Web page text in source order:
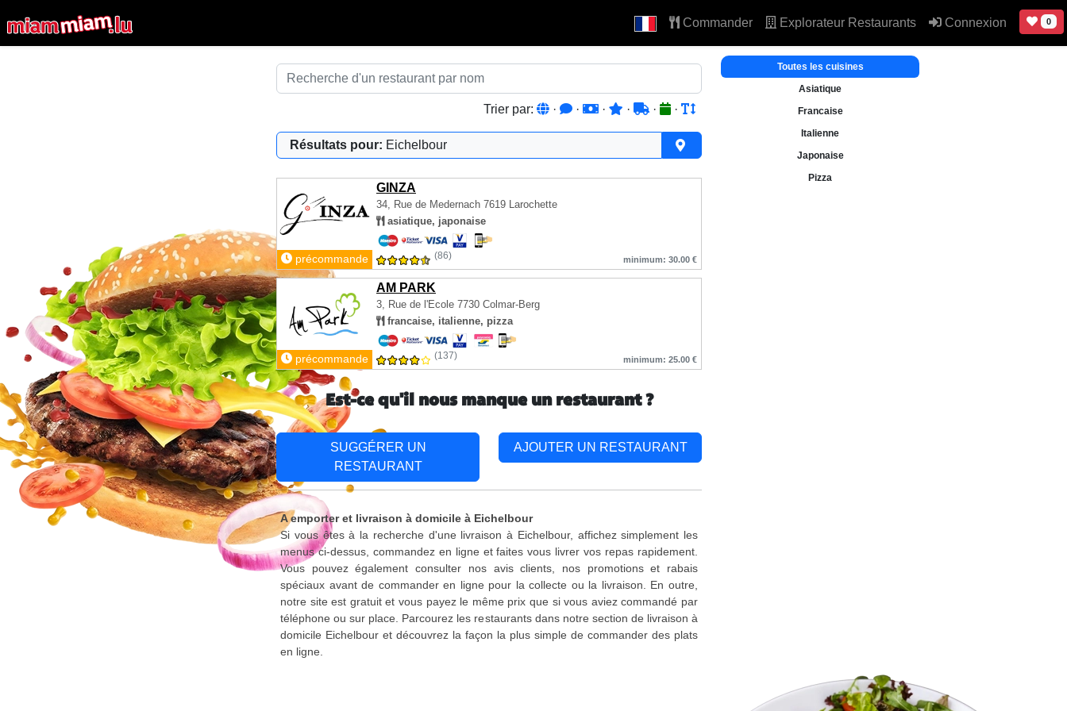
Commander Explorateur Restaurants Connexion 0
Trier par: · · · · · ·
Résultats pour: Eichelbour
GINZA
34, Rue de Medernach 7619 Larochette
asiatique, japonaise
précommande (86) minimum: 30.00 €
AM PARK
3, Rue de l'Ecole 7730 Colmar-Berg
francaise, italienne, pizza
précommande (137) minimum: 25.00 €
Toutes les cuisines
Asiatique
Francaise
Italienne
Japonaise
Pizza
Est-ce qu'il nous manque un restaurant ?
SUGGÉRER UN
RESTAURANT
AJOUTER UN RESTAURANT
A emporter et livraison à domicile à Eichelbour
Si vous êtes à la recherche d'une livraison à Eichelbour, affichez simplement les
menus ci-dessus, commandez en ligne et faites vous livrer vos repas rapidement.
Vous pouvez également consulter nos avis clients, nos promotions et rabais
spéciaux avant de commander en ligne pour la collecte ou la livraison. En outre,
notre site est gratuit et vous payez le même prix que si vous aviez commandé par
téléphone ou sur place. Parcourez les restaurants dans notre section de livraison à
domicile Eichelbour et découvrez la façon la plus simple de commander des plats
en ligne.